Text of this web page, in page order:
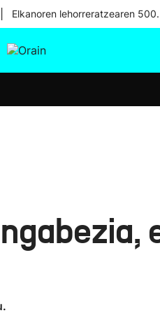
Elkanoren lehorreratzearen